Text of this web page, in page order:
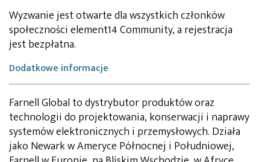
Wyzwanie jest otwarte dla wszystkich członków
społeczności element14 Community, a rejestracja
jest bezpłatna.
Dodatkowe informacje
Farnell Global to dystrybutor produktów oraz
technologii do projektowania, konserwacji i naprawy
systemów elektronicznych i przemysłowych. Działa
jako Newark w Ameryce Północnej i Południowej,